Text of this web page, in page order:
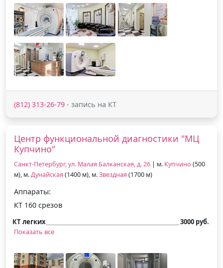
(812) 313-26-79 - запись на КТ
Центр функциональной диагностики "МЦ
Купчино"
Санкт-Петербург, ул. Малая Балканская, д. 26 | м. Купчино (500
м), м.Дунайская (1400 м), м.Звездная (1700 м)
Аппараты:
КТ 160 срезов
КТ легких
3000 руб.
Показать все